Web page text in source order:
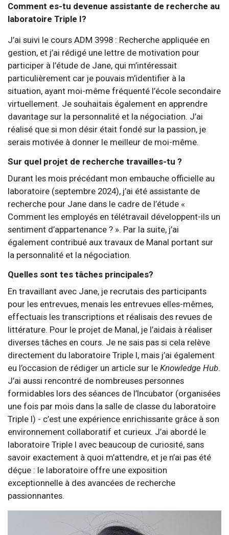
Comment es-tu devenue assistante de recherche au
laboratoire Triple I?
J’ai suivi le cours ADM 3998 : Recherche appliquée en
gestion, et j’ai rédigé une lettre de motivation pour
participer à l’étude de Jane, qui m’intéressait
particulièrement car je pouvais m’identifier à la
situation, ayant moi-même fréquenté l’école secondaire
virtuellement. Je souhaitais également en apprendre
davantage sur la personnalité et la négociation. J’ai
réalisé que si mon désir était fondé sur la passion, je
serais motivée à donner le meilleur de moi-même.
Sur quel projet de recherche travailles-tu ?
Durant les mois précédant mon embauche officielle au
laboratoire (septembre 2024), j’ai été assistante de
recherche pour Jane dans le cadre de l’étude «
Comment les employés en télétravail développent-ils un
sentiment d’appartenance ? ». Par la suite, j’ai
également contribué aux travaux de Manal portant sur
la personnalité et la négociation.
Quelles sont tes tâches principales?
En travaillant avec Jane, je recrutais des participants
pour les entrevues, menais les entrevues elles-mêmes,
effectuais les transcriptions et réalisais des revues de
littérature. Pour le projet de Manal, je l’aidais à réaliser
diverses tâches en cours. Je ne sais pas si cela relève
directement du laboratoire Triple I, mais j’ai également
eu l’occasion de rédiger un article sur le Knowledge Hub.
J’ai aussi rencontré de nombreuses personnes
formidables lors des séances de l’Incubator (organisées
une fois par mois dans la salle de classe du laboratoire
Triple I) - c’est une expérience enrichissante grâce à son
environnement collaboratif et curieux. J’ai abordé le
laboratoire Triple I avec beaucoup de curiosité, sans
savoir exactement à quoi m’attendre, et je n’ai pas été
déçue : le laboratoire offre une exposition
exceptionnelle à des avancées de recherche
passionnantes.